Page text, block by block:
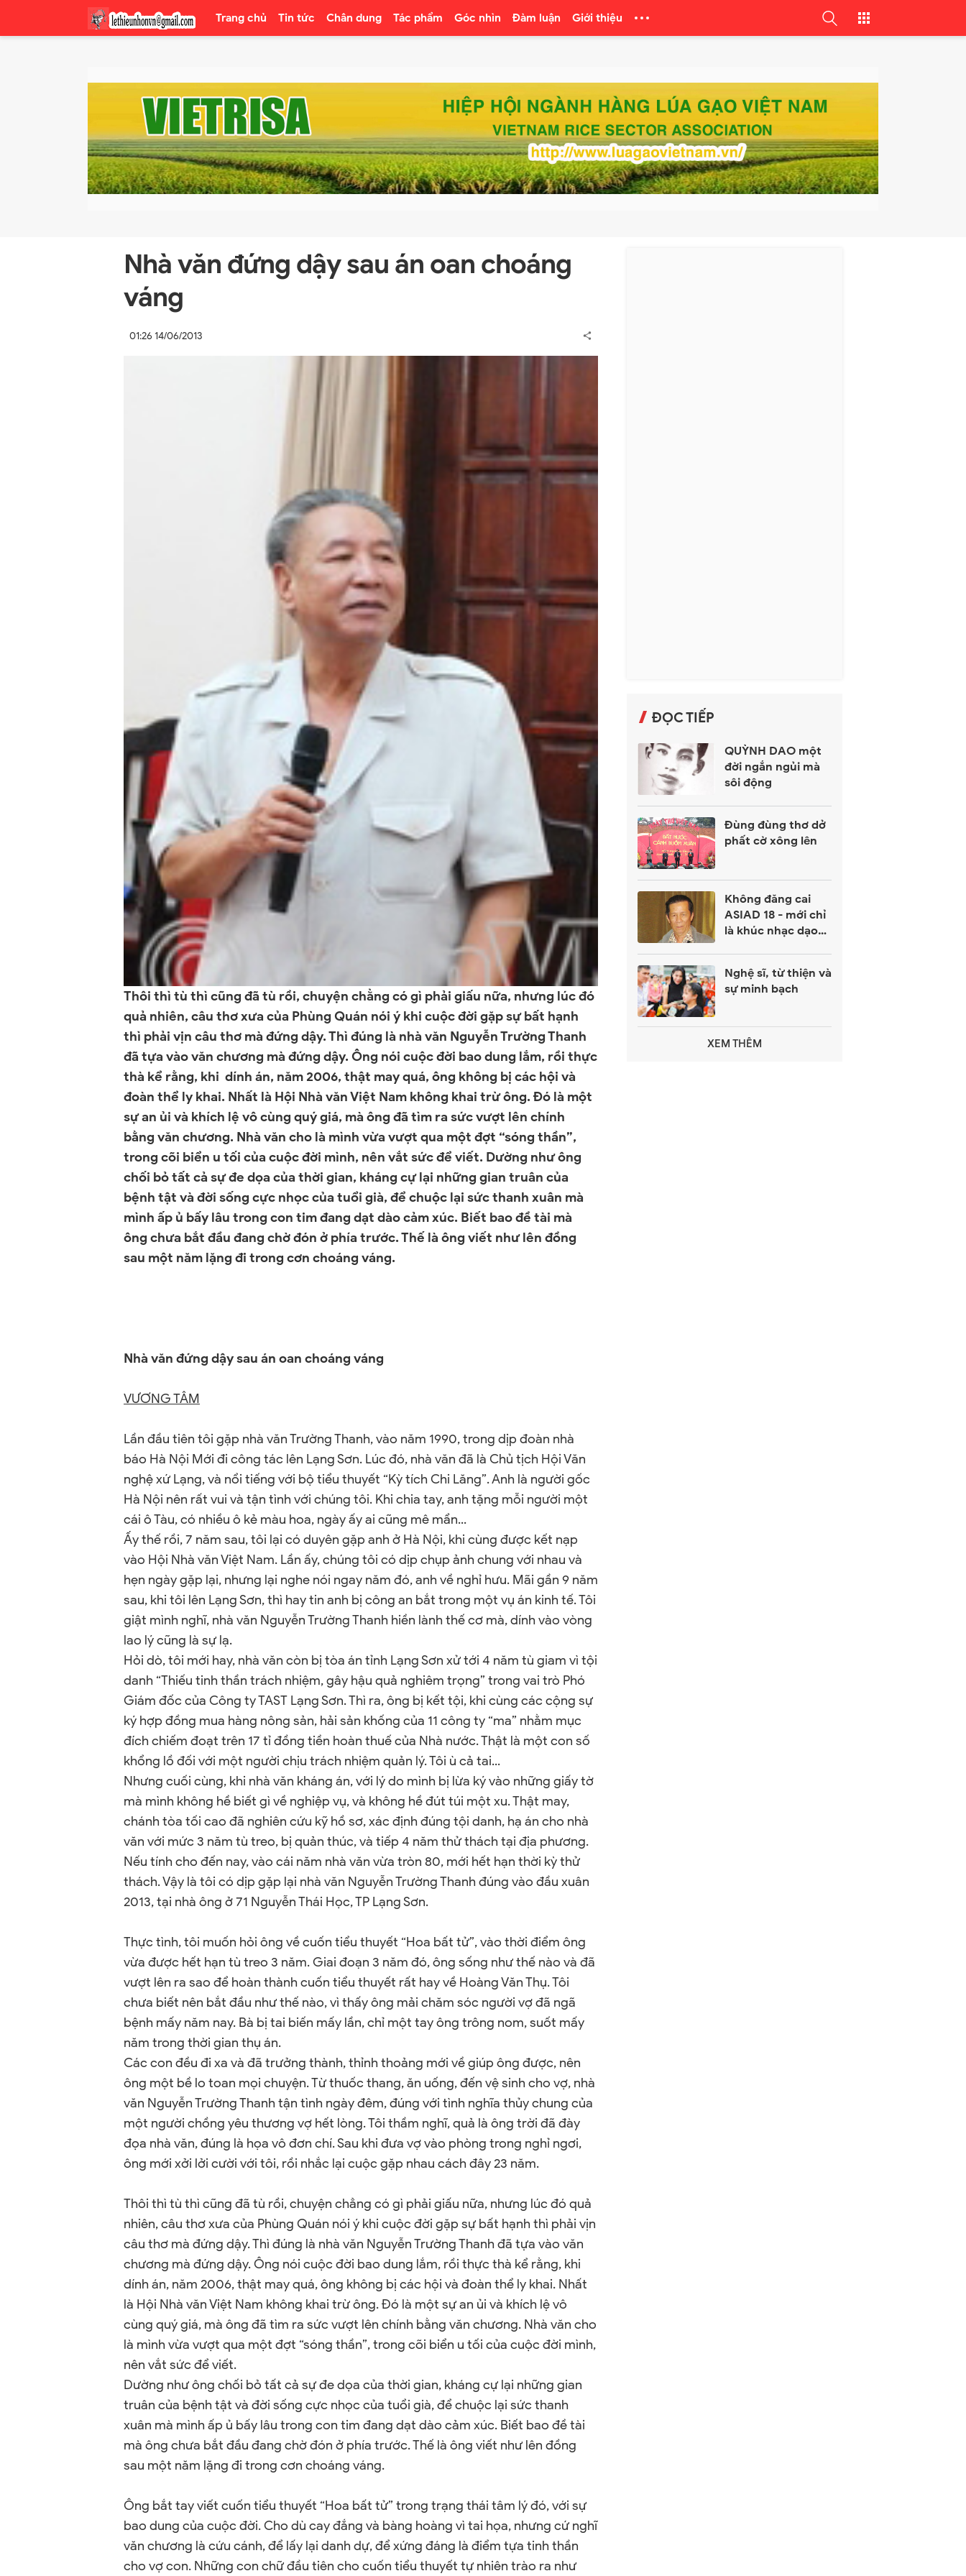
Trang chủ Tin tức Chân dung Tác phẩm Góc nhìn Đàm luận Giới thiệu
Nhà văn đứng dậy sau án oan choáng
váng
01:26 14/06/2013
Thôi thì tù thì cũng đã tù rồi, chuyện chẳng có gì phải giấu nữa, nhưng lúc đó
quả nhiên, câu thơ xưa của Phùng Quán nói ý khi cuộc đời gặp sự bất hạnh
thì phải vịn câu thơ mà đứng dậy. Thì đúng là nhà văn Nguyễn Trường Thanh
đã tựa vào văn chương mà đứng dậy. Ông nói cuộc đời bao dung lắm, rồi thực
thà kể rằng, khi dính án, năm 2006, thật may quá, ông không bị các hội và
đoàn thể ly khai. Nhất là Hội Nhà văn Việt Nam không khai trừ ông. Đó là một
sự an ủi và khích lệ vô cùng quý giá, mà ông đã tìm ra sức vượt lên chính
bằng văn chương. Nhà văn cho là mình vừa vượt qua một đợt “sóng thần”,
trong cõi biển u tối của cuộc đời mình, nên vắt sức để viết. Dường như ông
chối bỏ tất cả sự đe dọa của thời gian, kháng cự lại những gian truân của
bệnh tật và đời sống cực nhọc của tuổi già, để chuộc lại sức thanh xuân mà
mình ấp ủ bấy lâu trong con tim đang dạt dào cảm xúc. Biết bao đề tài mà
ông chưa bắt đầu đang chờ đón ở phía trước. Thế là ông viết như lên đồng
sau một năm lặng đi trong cơn choáng váng.
Nhà văn đứng dậy sau án oan choáng váng
VƯƠNG TÂM
Lần đầu tiên tôi gặp nhà văn Trường Thanh, vào năm 1990, trong dịp đoàn nhà
báo Hà Nội Mới đi công tác lên Lạng Sơn. Lúc đó, nhà văn đã là Chủ tịch Hội Văn
nghệ xứ Lạng, và nổi tiếng với bộ tiểu thuyết “Kỳ tích Chi Lăng”. Anh là người gốc
Hà Nội nên rất vui và tận tình với chúng tôi. Khi chia tay, anh tặng mỗi người một
cái ô Tàu, có nhiều ô kẻ màu hoa, ngày ấy ai cũng mê mẩn...
Ấy thế rồi, 7 năm sau, tôi lại có duyên gặp anh ở Hà Nội, khi cùng được kết nạp
vào Hội Nhà văn Việt Nam. Lần ấy, chúng tôi có dịp chụp ảnh chung với nhau và
hẹn ngày gặp lại, nhưng lại nghe nói ngay năm đó, anh về nghỉ hưu. Mãi gần 9 năm
sau, khi tôi lên Lạng Sơn, thì hay tin anh bị công an bắt trong một vụ án kinh tế. Tôi
giật mình nghĩ, nhà văn Nguyễn Trường Thanh hiền lành thế cơ mà, dính vào vòng
lao lý cũng là sự lạ.
Hỏi dò, tôi mới hay, nhà văn còn bị tòa án tỉnh Lạng Sơn xử tới 4 năm tù giam vì tội
danh “Thiếu tinh thần trách nhiệm, gây hậu quả nghiêm trọng” trong vai trò Phó
Giám đốc của Công ty TAST Lạng Sơn. Thì ra, ông bị kết tội, khi cùng các cộng sự
ký hợp đồng mua hàng nông sản, hải sản khống của 11 công ty “ma” nhằm mục
đích chiếm đoạt trên 17 tỉ đồng tiền hoàn thuế của Nhà nước. Thật là một con số
khổng lồ đối với một người chịu trách nhiệm quản lý. Tôi ù cả tai...
Nhưng cuối cùng, khi nhà văn kháng án, với lý do mình bị lừa ký vào những giấy tờ
mà mình không hề biết gì về nghiệp vụ, và không hề đút túi một xu. Thật may,
chánh tòa tối cao đã nghiên cứu kỹ hồ sơ, xác định đúng tội danh, hạ án cho nhà
văn với mức 3 năm tù treo, bị quản thúc, và tiếp 4 năm thử thách tại địa phương.
Nếu tính cho đến nay, vào cái năm nhà văn vừa tròn 80, mới hết hạn thời kỳ thử
thách. Vậy là tôi có dịp gặp lại nhà văn Nguyễn Trường Thanh đúng vào đầu xuân
2013, tại nhà ông ở 71 Nguyễn Thái Học, TP Lạng Sơn.
Thực tình, tôi muốn hỏi ông về cuốn tiểu thuyết “Hoa bất tử”, vào thời điểm ông
vừa được hết hạn tù treo 3 năm. Giai đoạn 3 năm đó, ông sống như thế nào và đã
vượt lên ra sao để hoàn thành cuốn tiểu thuyết rất hay về Hoàng Văn Thụ. Tôi
chưa biết nên bắt đầu như thế nào, vì thấy ông mải chăm sóc người vợ đã ngã
bệnh mấy năm nay. Bà bị tai biến mấy lần, chỉ một tay ông trông nom, suốt mấy
năm trong thời gian thụ án.
Các con đều đi xa và đã trưởng thành, thỉnh thoảng mới về giúp ông được, nên
ông một bề lo toan mọi chuyện. Từ thuốc thang, ăn uống, đến vệ sinh cho vợ, nhà
văn Nguyễn Trường Thanh tận tình ngày đêm, đúng với tình nghĩa thủy chung của
một người chồng yêu thương vợ hết lòng. Tôi thầm nghĩ, quả là ông trời đã đày
đọa nhà văn, đúng là họa vô đơn chí. Sau khi đưa vợ vào phòng trong nghỉ ngơi,
ông mới xởi lởi cười với tôi, rồi nhắc lại cuộc gặp nhau cách đây 23 năm.
Thôi thì tù thì cũng đã tù rồi, chuyện chẳng có gì phải giấu nữa, nhưng lúc đó quả
nhiên, câu thơ xưa của Phùng Quán nói ý khi cuộc đời gặp sự bất hạnh thì phải vịn
câu thơ mà đứng dậy. Thì đúng là nhà văn Nguyễn Trường Thanh đã tựa vào văn
chương mà đứng dậy. Ông nói cuộc đời bao dung lắm, rồi thực thà kể rằng, khi
dính án, năm 2006, thật may quá, ông không bị các hội và đoàn thể ly khai. Nhất
là Hội Nhà văn Việt Nam không khai trừ ông. Đó là một sự an ủi và khích lệ vô
cùng quý giá, mà ông đã tìm ra sức vượt lên chính bằng văn chương. Nhà văn cho
là mình vừa vượt qua một đợt “sóng thần”, trong cõi biển u tối của cuộc đời mình,
nên vắt sức để viết.
Dường như ông chối bỏ tất cả sự đe dọa của thời gian, kháng cự lại những gian
truân của bệnh tật và đời sống cực nhọc của tuổi già, để chuộc lại sức thanh
xuân mà mình ấp ủ bấy lâu trong con tim đang dạt dào cảm xúc. Biết bao đề tài
mà ông chưa bắt đầu đang chờ đón ở phía trước. Thế là ông viết như lên đồng
sau một năm lặng đi trong cơn choáng váng.
Ông bắt tay viết cuốn tiểu thuyết “Hoa bất tử” trong trạng thái tâm lý đó, với sự
bao dung của cuộc đời. Cho dù cay đắng và bàng hoàng vì tai họa, nhưng cứ nghĩ
văn chương là cứu cánh, để lấy lại danh dự, để xứng đáng là điểm tựa tinh thần
cho vợ con. Những con chữ đầu tiên cho cuốn tiểu thuyết tự nhiên trào ra như
ĐỌC TIẾP
QUỲNH DAO một
đời ngắn ngủi mà
sôi động
Đùng đùng thơ dở
phất cờ xông lên
Không đăng cai
ASIAD 18 - mới chỉ
là khúc nhạc dạo
Nghệ sĩ, từ thiện và
sự minh bạch
XEM THÊM